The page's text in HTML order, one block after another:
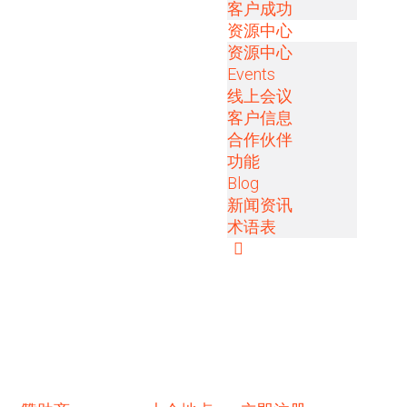
客户成功
资源中心
资源中心
Events
线上会议
客户信息
合作伙伴
功能
Blog
新闻资讯
术语表